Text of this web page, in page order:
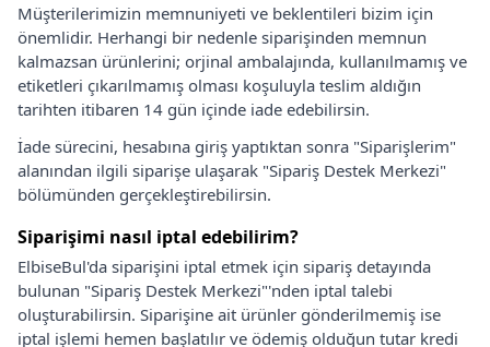
Müşterilerimizin memnuniyeti ve beklentileri bizim için
önemlidir. Herhangi bir nedenle siparişinden memnun
kalmazsan ürünlerini; orjinal ambalajında, kullanılmamış ve
etiketleri çıkarılmamış olması koşuluyla teslim aldığın
tarihten itibaren 14 gün içinde iade edebilirsin.
İade sürecini, hesabına giriş yaptıktan sonra "Siparişlerim"
alanından ilgili siparişe ulaşarak "Sipariş Destek Merkezi"
bölümünden gerçekleştirebilirsin.
Siparişimi nasıl iptal edebilirim?
ElbiseBul'da siparişini iptal etmek için sipariş detayında
bulunan "Sipariş Destek Merkezi"'nden iptal talebi
oluşturabilirsin. Siparişine ait ürünler gönderilmemiş ise
iptal işlemi hemen başlatılır ve ödemiş olduğun tutar kredi